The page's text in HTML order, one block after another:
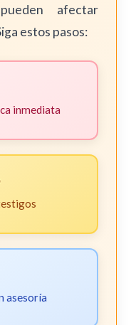
afectar
estos pasos:
inmediata
asesoría